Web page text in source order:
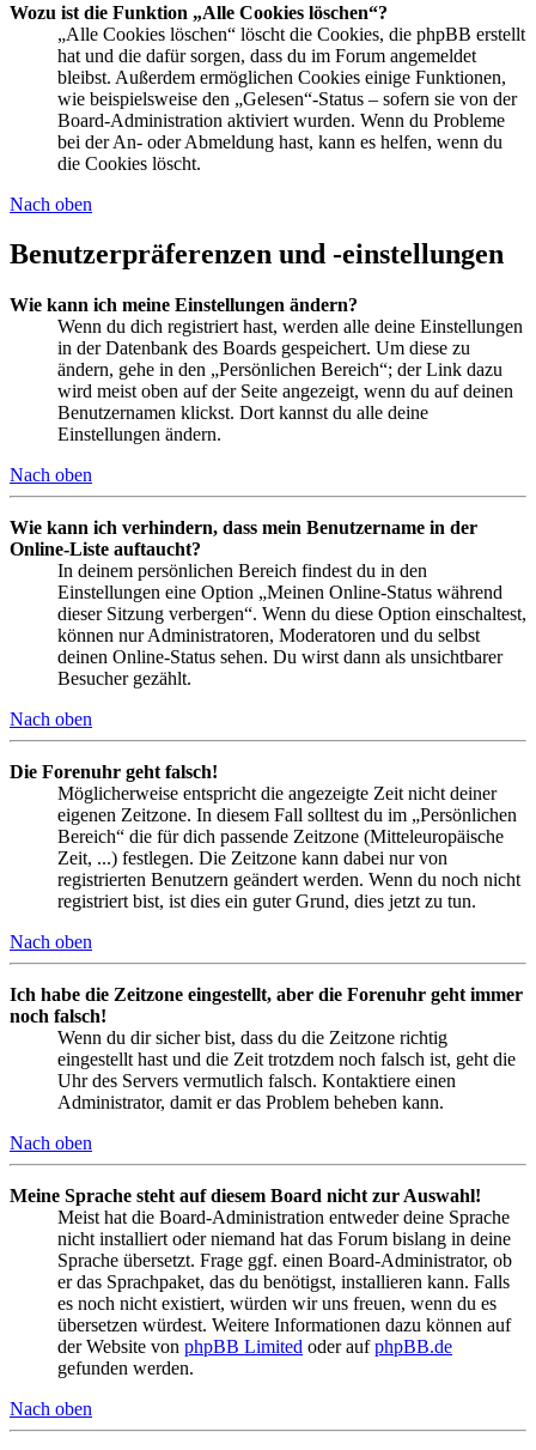
Wozu ist die Funktion „Alle Cookies löschen“?
„Alle Cookies löschen“ löscht die Cookies, die phpBB erstellt
hat und die dafür sorgen, dass du im Forum angemeldet
bleibst. Außerdem ermöglichen Cookies einige Funktionen,
wie beispielsweise den „Gelesen“-Status – sofern sie von der
Board-Administration aktiviert wurden. Wenn du Probleme
bei der An- oder Abmeldung hast, kann es helfen, wenn du
die Cookies löscht.
Nach oben
Benutzerpräferenzen und -einstellungen
Wie kann ich meine Einstellungen ändern?
Wenn du dich registriert hast, werden alle deine Einstellungen
in der Datenbank des Boards gespeichert. Um diese zu
ändern, gehe in den „Persönlichen Bereich“; der Link dazu
wird meist oben auf der Seite angezeigt, wenn du auf deinen
Benutzernamen klickst. Dort kannst du alle deine
Einstellungen ändern.
Nach oben
Wie kann ich verhindern, dass mein Benutzername in der
Online-Liste auftaucht?
In deinem persönlichen Bereich findest du in den
Einstellungen eine Option „Meinen Online-Status während
dieser Sitzung verbergen“. Wenn du diese Option einschaltest,
können nur Administratoren, Moderatoren und du selbst
deinen Online-Status sehen. Du wirst dann als unsichtbarer
Besucher gezählt.
Nach oben
Die Forenuhr geht falsch!
Möglicherweise entspricht die angezeigte Zeit nicht deiner
eigenen Zeitzone. In diesem Fall solltest du im „Persönlichen
Bereich“ die für dich passende Zeitzone (Mitteleuropäische
Zeit, ...) festlegen. Die Zeitzone kann dabei nur von
registrierten Benutzern geändert werden. Wenn du noch nicht
registriert bist, ist dies ein guter Grund, dies jetzt zu tun.
Nach oben
Ich habe die Zeitzone eingestellt, aber die Forenuhr geht immer
noch falsch!
Wenn du dir sicher bist, dass du die Zeitzone richtig
eingestellt hast und die Zeit trotzdem noch falsch ist, geht die
Uhr des Servers vermutlich falsch. Kontaktiere einen
Administrator, damit er das Problem beheben kann.
Nach oben
Meine Sprache steht auf diesem Board nicht zur Auswahl!
Meist hat die Board-Administration entweder deine Sprache
nicht installiert oder niemand hat das Forum bislang in deine
Sprache übersetzt. Frage ggf. einen Board-Administrator, ob
er das Sprachpaket, das du benötigst, installieren kann. Falls
es noch nicht existiert, würden wir uns freuen, wenn du es
übersetzen würdest. Weitere Informationen dazu können auf
der Website von phpBB Limited oder aufphpBB.de
gefunden werden.
Nach oben